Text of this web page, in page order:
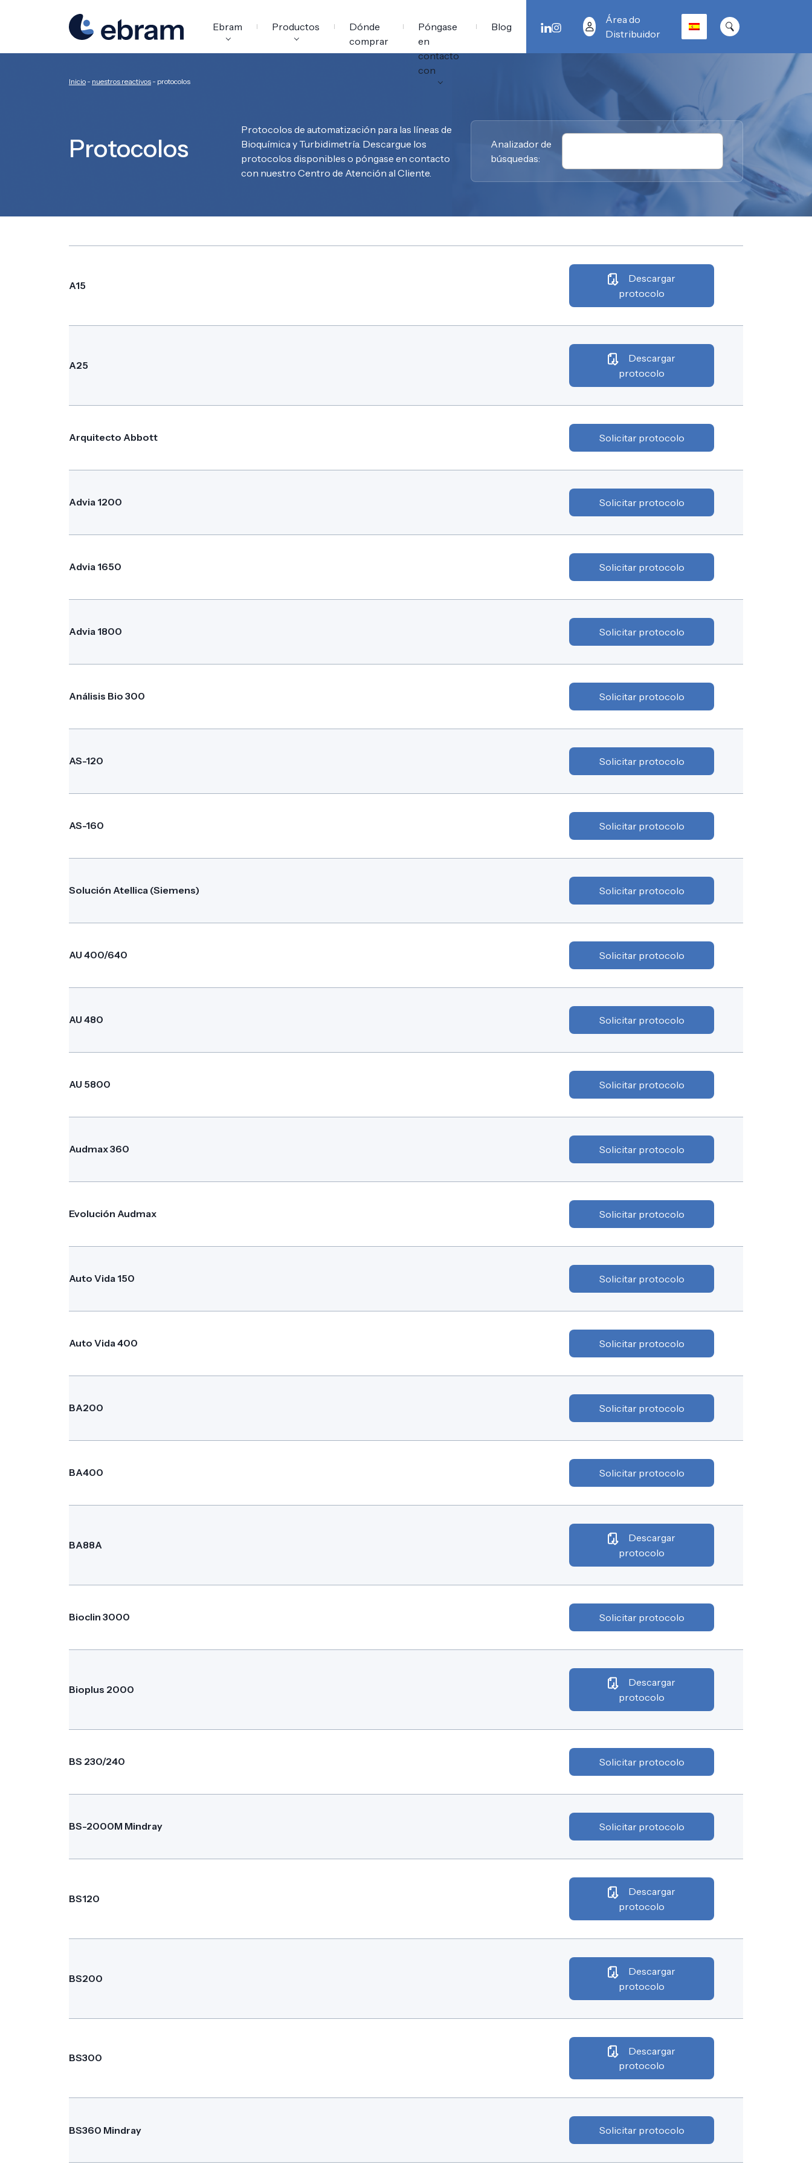
Ebram Productos
Dónde
comprar
Póngase
en
contacto
con
Blog
Área do
Distribuidor
Inicio - nuestros reactivos - protocolos
Protocolos
Protocolos de automatización para las líneas de
Bioquímica y Turbidimetría. Descargue los
protocolos disponibles o póngase en contacto
con nuestro Centro de Atención al Cliente.
Analizador de
búsquedas:
A15
Descargar
protocolo
A25
Descargar
protocolo
Arquitecto Abbott Solicitar protocolo
Advia 1200 Solicitar protocolo
Advia 1650 Solicitar protocolo
Advia 1800 Solicitar protocolo
Análisis Bio 300 Solicitar protocolo
AS-120 Solicitar protocolo
AS-160 Solicitar protocolo
Solución Atellica (Siemens) Solicitar protocolo
AU 400/640 Solicitar protocolo
AU 480 Solicitar protocolo
AU 5800 Solicitar protocolo
Audmax 360 Solicitar protocolo
Evolución Audmax Solicitar protocolo
Auto Vida 150 Solicitar protocolo
Auto Vida 400 Solicitar protocolo
BA200 Solicitar protocolo
BA400 Solicitar protocolo
BA88A
Descargar
protocolo
Bioclin 3000 Solicitar protocolo
Bioplus 2000
Descargar
protocolo
BS 230/240 Solicitar protocolo
BS-2000M Mindray Solicitar protocolo
BS120
Descargar
protocolo
BS200
Descargar
protocolo
BS300
Descargar
protocolo
BS360 Mindray Solicitar protocolo